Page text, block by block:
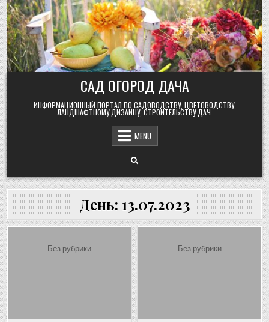
Skip
to
content
САД ОГОРОД ДАЧА
ИНФОРМАЦИОННЫЙ ПОРТАЛ ПО САДОВОДСТВУ, ЦВЕТОВОДСТВУ,
ЛАНДШАФТНОМУ ДИЗАЙНУ, СТРОИТЕЛЬСТВУ ДАЧ.
MENU
День: 13.07.2023
Posted
Без рубрики
Posted
Без рубрики